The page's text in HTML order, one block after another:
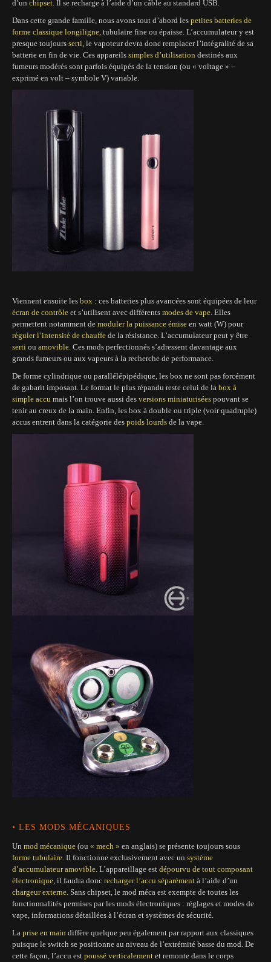
d’un chipset. Il se recharge à l’aide d’un câble au standard USB.
Dans cette grande famille, nous avons tout d’abord les petites batteries de
forme classique longiligne, tubulaire fine ou épaisse. L’accumulateur y est
presque toujours serti, le vapoteur devra donc remplacer l’intégralité de sa
batterie en fin de vie. Ces appareils simples d’utilisation destinés aux
fumeurs modérés sont parfois équipés de la tension (ou « voltage » –
exprimé en volt – symbole V) variable.
Viennent ensuite les box : ces batteries plus avancées sont équipées de leur
écran de contrôle et s’utilisent avec différents modes de vape. Elles
permettent notamment de moduler la puissance émise en watt (W) pour
réguler l’intensité de chauffe de la résistance. L’accumulateur peut y être
serti ou amovible. Ces mods perfectionnés s’adressent davantage aux
grands fumeurs ou aux vapeurs à la recherche de performance.
De forme cylindrique ou parallélépipédique, les box ne sont pas forcément
de gabarit imposant. Le format le plus répandu reste celui de la box à
simple accu mais l’on trouve aussi des versions miniaturisées pouvant se
tenir au creux de la main. Enfin, les box à double ou triple (voir quadruple)
accus entrent dans la catégorie des poids lourds de la vape.
• LES MODS MÉCANIQUES
Un mod mécanique (ou « mech » en anglais) se présente toujours sous
forme tubulaire. Il fonctionne exclusivement avec un système
d’accumulateur amovible. L’appareillage est dépourvu de tout composant
électronique, il faudra donc recharger l’accu séparément à l’aide d’un
chargeur externe. Sans chipset, le mod méca est exempte de toutes les
fonctionnalités permises par les mods électroniques : réglages et modes de
vape, informations détaillées à l’écran et systèmes de sécurité.
La prise en main diffère quelque peu également par rapport aux classiques
puisque le switch se positionne au niveau de l’extrémité basse du mod. De
cette façon, l’accu est poussé verticalement et remonte dans le corps